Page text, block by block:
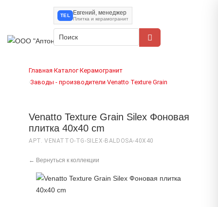
TEL Евгений, менеджер
Плитка и керамогранит
Главная›Каталог›Керамогранит
›Заводы - производители›Venatto›Texture Grain
Venatto Texture Grain Silex Фоновая
плитка 40x40 cm
АРТ. VENATTO-TG-SILEX-BALDOSA-40X40
← Вернуться к коллекции